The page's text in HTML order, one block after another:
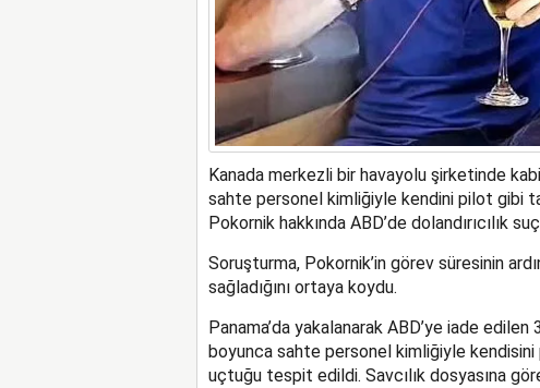
Kanada merkezli bir havayolu şirketinde
sahte personel kimliğiyle kendini pilot gibi
Pokornik hakkında ABD’de dolandırıcılık
Soruşturma, Pokornik’in görev süresinin
sağladığını ortaya koydu.
Panama’da yakalanarak ABD’ye iade edilen
boyunca sahte personel kimliğiyle
uçtuğu tespit edildi. Savcılık dosyasına